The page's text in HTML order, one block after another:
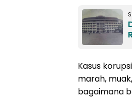
Kasus
marah,
bagaimana